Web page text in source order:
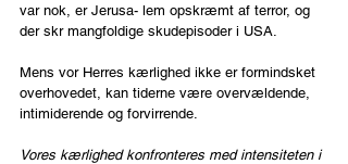
var nok, er Jerusa- lem opskræmt af terror, og
der skr mangfoldige skudepisoder i USA.
Mens vor Herres kærlighed ikke er formindsket
overhovedet, kan tiderne være overvældende,
intimiderende og forvirrende.
Vores kærlighed konfronteres med intensiteten i